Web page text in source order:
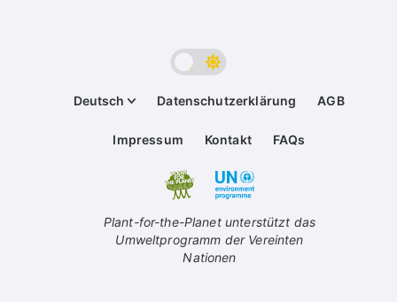
Deutsch Datenschutzerklärung AGB
Impressum Kontakt FAQs
Plant-for-the-Planet unterstützt das
Umweltprogramm der Vereinten
Nationen